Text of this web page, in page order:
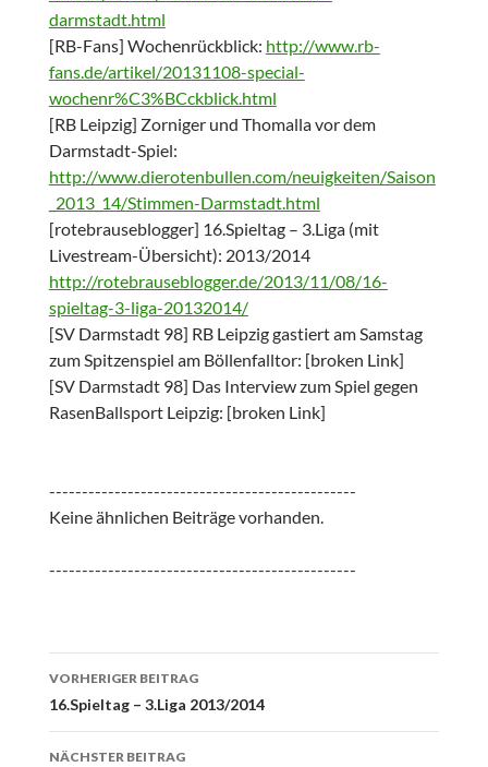
darmstadt.html
[RB-Fans] Wochenrückblick: http://www.rb-
fans.de/artikel/20131108-special-
wochenr%C3%BCckblick.html
[RB Leipzig] Zorniger und Thomalla vor dem
Darmstadt-Spiel:
http://www.dierotenbullen.com/neuigkeiten/Saison
_2013_14/Stimmen-Darmstadt.html
[rotebrauseblogger] 16.Spieltag – 3.Liga (mit
Livestream-Übersicht): 2013/2014
http://rotebrauseblogger.de/2013/11/08/16-
spieltag-3-liga-20132014/
[SV Darmstadt 98] RB Leipzig gastiert am Samstag
zum Spitzenspiel am Böllenfalltor: [broken Link]
[SV Darmstadt 98] Das Interview zum Spiel gegen
RasenBallsport Leipzig: [broken Link]
-----------------------------------------------
Keine ähnlichen Beiträge vorhanden.
-----------------------------------------------
Beitrags-
Navigation
VORHERIGER BEITRAG
16.Spieltag – 3.Liga 2013/2014
NÄCHSTER BEITRAG